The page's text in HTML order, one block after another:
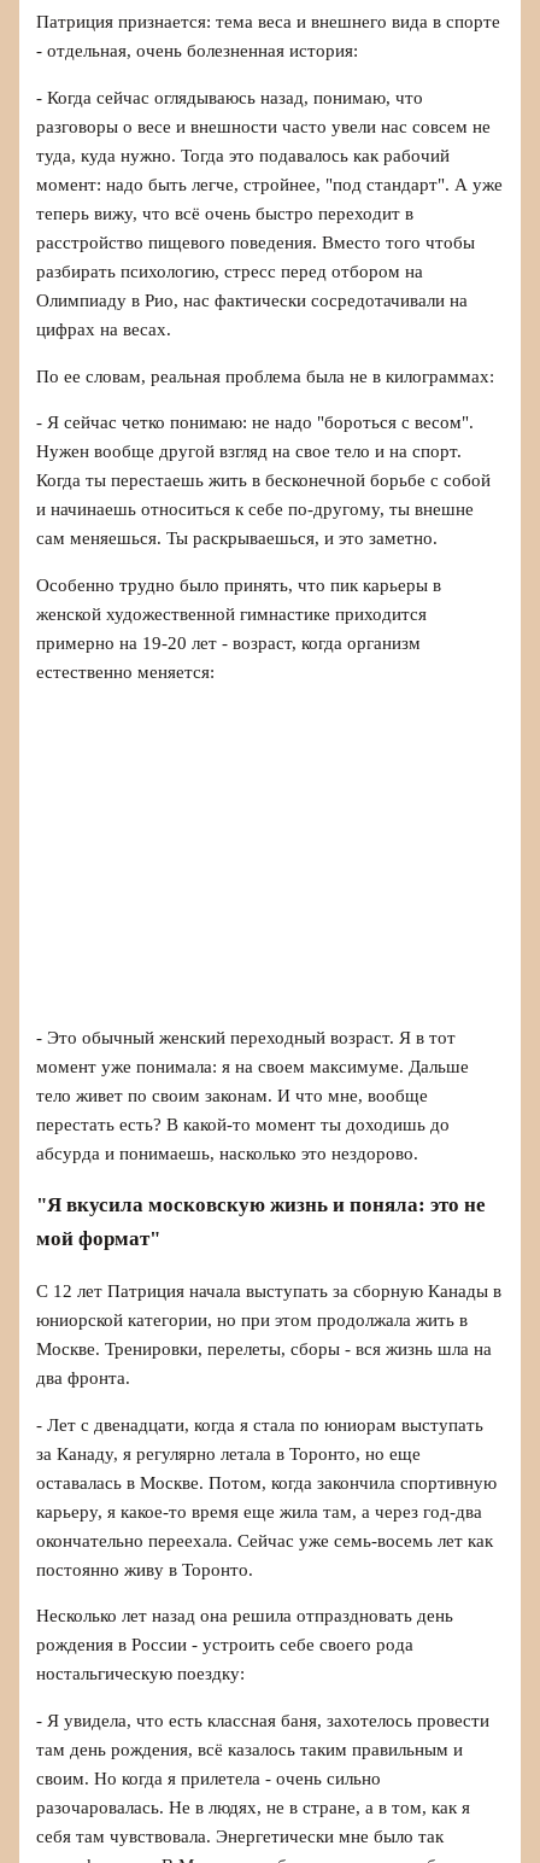
Патриция признается: тема веса и внешнего вида в спорте
- отдельная, очень болезненная история:
- Когда сейчас оглядываюсь назад, понимаю, что
разговоры о весе и внешности часто увели нас совсем не
туда, куда нужно. Тогда это подавалось как рабочий
момент: надо быть легче, стройнее, "под стандарт". А уже
теперь вижу, что всё очень быстро переходит в
расстройство пищевого поведения. Вместо того чтобы
разбирать психологию, стресс перед отбором на
Олимпиаду в Рио, нас фактически сосредотачивали на
цифрах на весах.
По ее словам, реальная проблема была не в килограммах:
- Я сейчас четко понимаю: не надо "бороться с весом".
Нужен вообще другой взгляд на свое тело и на спорт.
Когда ты перестаешь жить в бесконечной борьбе с собой
и начинаешь относиться к себе по-другому, ты внешне
сам меняешься. Ты раскрываешься, и это заметно.
Особенно трудно было принять, что пик карьеры в
женской художественной гимнастике приходится
примерно на 19-20 лет - возраст, когда организм
естественно меняется:
- Это обычный женский переходный возраст. Я в тот
момент уже понимала: я на своем максимуме. Дальше
тело живет по своим законам. И что мне, вообще
перестать есть? В какой-то момент ты доходишь до
абсурда и понимаешь, насколько это нездорово.
"Я вкусила московскую жизнь и поняла: это не
мой формат"
С 12 лет Патриция начала выступать за сборную Канады в
юниорской категории, но при этом продолжала жить в
Москве. Тренировки, перелеты, сборы - вся жизнь шла на
два фронта.
- Лет с двенадцати, когда я стала по юниорам выступать
за Канаду, я регулярно летала в Торонто, но еще
оставалась в Москве. Потом, когда закончила спортивную
карьеру, я какое-то время еще жила там, а через год-два
окончательно переехала. Сейчас уже семь-восемь лет как
постоянно живу в Торонто.
Несколько лет назад она решила отпраздновать день
рождения в России - устроить себе своего рода
ностальгическую поездку:
- Я увидела, что есть классная баня, захотелось провести
там день рождения, всё казалось таким правильным и
своим. Но когда я прилетела - очень сильно
разочаровалась. Не в людях, не в стране, а в том, как я
себя там чувствовала. Энергетически мне было так